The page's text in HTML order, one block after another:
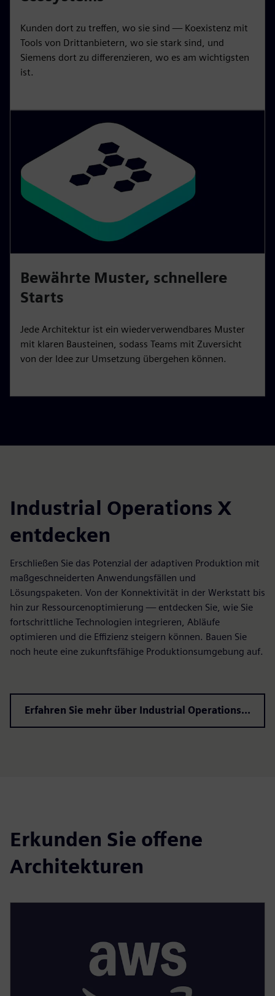
Kunden dort zu treffen, wo sie sind — Koexistenz mit
Tools von Drittanbietern, wo sie stark sind, und
Siemens dort zu differenzieren, wo es am wichtigsten
ist.
Bewährte Muster, schnellere
Starts
Jede Architektur ist ein wiederverwendbares Muster
mit klaren Bausteinen, sodass Teams mit Zuversicht
von der Idee zur Umsetzung übergehen können.
Industrial Operations X
entdecken
Erschließen Sie das Potenzial der adaptiven Produktion mit
maßgeschneiderten Anwendungsfällen und
Lösungspaketen. Von der Konnektivität in der Werkstatt bis
hin zur Ressourcenoptimierung — entdecken Sie, wie Sie
fortschrittliche Technologien integrieren, Abläufe
optimieren und die Effizienz steigern können. Bauen Sie
noch heute eine zukunftsfähige Produktionsumgebung auf.
Erfahren Sie mehr über Industrial Operations X
Erkunden Sie offene
Architekturen